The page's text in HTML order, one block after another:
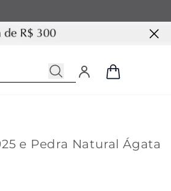
e Pedra Natural Ágata